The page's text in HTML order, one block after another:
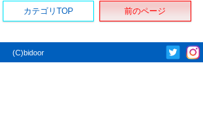
カテゴリTOP 前のページ
(C)bidoor